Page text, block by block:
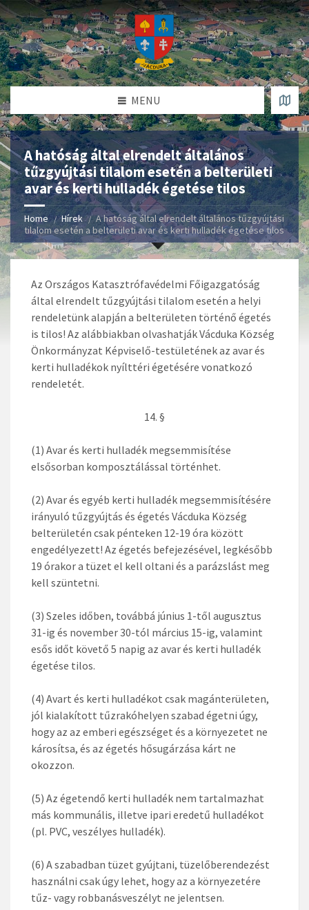
MENU
A hatóság által elrendelt általános
tűzgyújtási tilalom esetén a belterületi
avar és kerti hulladék égetése tilos
Home Hírek
A hatóság által elrendelt általános tűzgyújtási
tilalom esetén a belterületi avar és kerti hulladék égetése tilos
Az Országos Katasztrófavédelmi Főigazgatóság
által elrendelt tűzgyújtási tilalom esetén a helyi
rendeletünk alapján a belterületen történő égetés
is tilos! Az alábbiakban olvashatják Vácduka Község
Önkormányzat Képviselő-testületének az avar és
kerti hulladékok nyílttéri égetésére vonatkozó
rendeletét.
14. §
(1) Avar és kerti hulladék megsemmisítése
elsősorban komposztálással történhet.
(2) Avar és egyéb kerti hulladék megsemmisítésére
irányuló tűzgyújtás és égetés Vácduka Község
belterületén csak pénteken 12-19 óra között
engedélyezett! Az égetés befejezésével, legkésőbb
19 órakor a tüzet el kell oltani és a parázslást meg
kell szüntetni.
(3) Szeles időben, továbbá június 1-től augusztus
31-ig és november 30-tól március 15-ig, valamint
esős időt követő 5 napig az avar és kerti hulladék
égetése tilos.
(4) Avart és kerti hulladékot csak magánterületen,
jól kialakított tűzrakóhelyen szabad égetni úgy,
hogy az az emberi egészséget és a környezetet ne
károsítsa, és az égetés hősugárzása kárt ne
okozzon.
(5) Az égetendő kerti hulladék nem tartalmazhat
más kommunális, illetve ipari eredetű hulladékot
(pl. PVC, veszélyes hulladék).
(6) A szabadban tüzet gyújtani, tüzelőberendezést
használni csak úgy lehet, hogy az a környezetére
tűz- vagy robbanásveszélyt ne jelentsen.